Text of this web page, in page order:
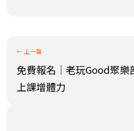
免費報名｜老玩Good聚
上課增體力